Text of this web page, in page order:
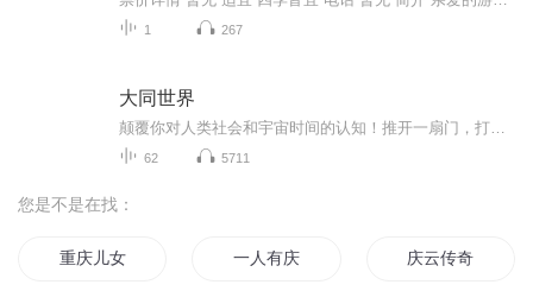
1 267
大同世界
62 5711
您是不是在找：
重庆儿女 一人有庆 庆云传奇